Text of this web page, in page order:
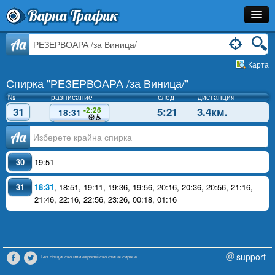
Варна Трафик
Спирка
Разписание
Как Да Стигна?
Инфо
Aa
Карта
Спирка "РЕЗЕРВОАРА /за Виница/"
№ разписание след дистанция
31 18:31 -2:26 5:21 3.4км.
Аа
30 19:51
31 18:31, 18:51, 19:11, 19:36, 19:56, 20:16, 20:36, 20:56, 21:16,
21:46, 22:16, 22:56, 23:26, 00:18, 01:16
Без общинско или европейско финансиране. support